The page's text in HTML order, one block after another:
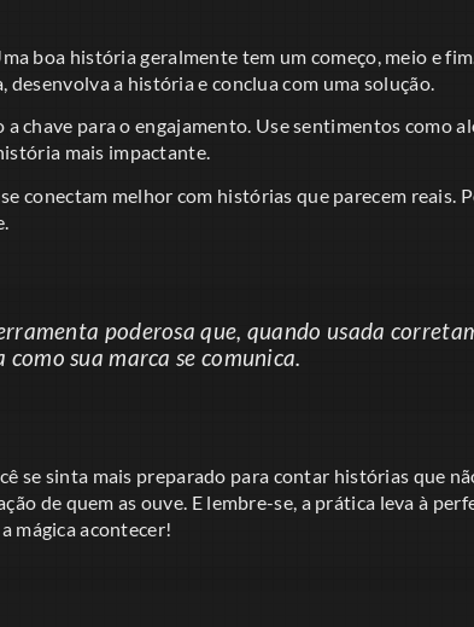
boa história geralmente tem um começo, meio e
a história e conclua com uma solução.
a chave para o engajamento. Use sentimentos como
mais impactante.
conectam melhor com histórias que parecem reais.
poderosa que, quando usada
sua marca se comunica.
se sinta mais preparado para contar histórias que
de quem as ouve. E lembre-se, a prática leva à
mágica acontecer!